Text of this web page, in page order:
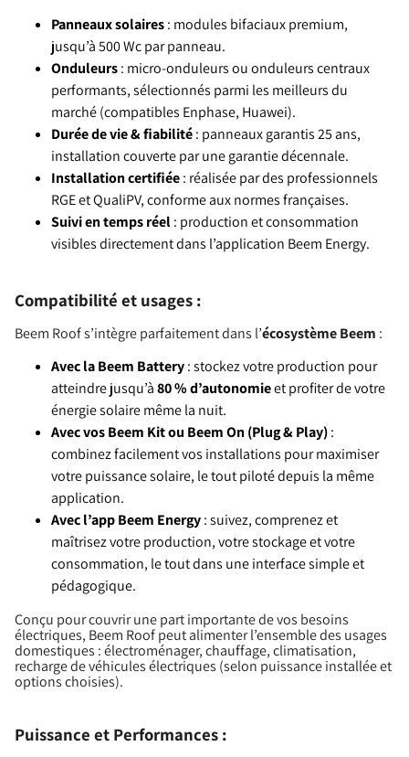
Panneaux solaires: modules bifaciaux premium,
jusqu’à 500 Wc par panneau.
Onduleurs: micro-onduleurs ou onduleurs centraux
performants, sélectionnés parmi les meilleurs du
marché (compatibles Enphase, Huawei).
Durée de vie & fiabilité: panneaux garantis 25 ans,
installation couverte par une garantie décennale.
Installation certifiée: réalisée par des professionnels
RGE et QualiPV, conforme aux normes françaises.
Suivi en temps réel: production et consommation
visibles directement dans l’application Beem Energy.
Compatibilité et usages :
Beem Roof s’intègre parfaitement dans l’écosystème Beem :
Avec la Beem Battery: stockez votre production pour
atteindre jusqu’à80 % d’autonomieet profiter de votre
énergie solaire même la nuit.
Avec vos Beem Kit ou Beem On (Plug & Play):
combinez facilement vos installations pour maximiser
votre puissance solaire, le tout piloté depuis la même
application.
Avec l’app Beem Energy: suivez, comprenez et
maîtrisez votre production, votre stockage et votre
consommation, le tout dans une interface simple et
pédagogique.
Conçu pour couvrir une part importante de vos besoins
électriques, Beem Roof peut alimenter l’ensemble des usages
domestiques : électroménager, chauffage, climatisation,
recharge de véhicules électriques (selon puissance installée et
options choisies).
Puissance et Performances :